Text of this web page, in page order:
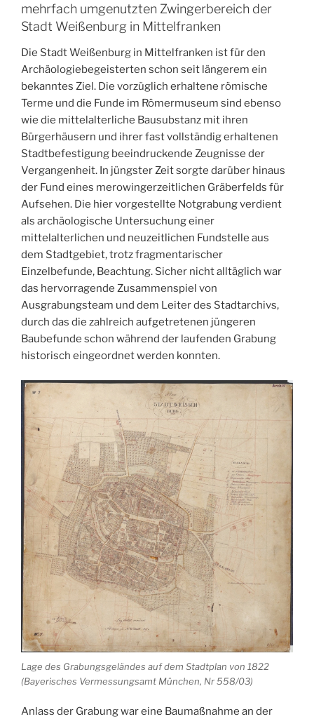
mehrfach umgenutzten Zwingerbereich der
Stadt Weißenburg in Mittelfranken
Die Stadt Weißenburg in Mittelfranken ist für den
Archäologiebegeisterten schon seit längerem ein
bekanntes Ziel. Die vorzüglich erhaltene römische
Terme und die Funde im Römermuseum sind ebenso
wie die mittelalterliche Bausubstanz mit ihren
Bürgerhäusern und ihrer fast vollständig erhaltenen
Stadtbefestigung beeindruckende Zeugnisse der
Vergangenheit. In jüngster Zeit sorgte darüber hinaus
der Fund eines merowingerzeitlichen Gräberfelds für
Aufsehen. Die hier vorgestellte Notgrabung verdient
als archäologische Untersuchung einer
mittelalterlichen und neuzeitlichen Fundstelle aus
dem Stadtgebiet, trotz fragmentarischer
Einzelbefunde, Beachtung. Sicher nicht alltäglich war
das hervorragende Zusammenspiel von
Ausgrabungsteam und dem Leiter des Stadtarchivs,
durch das die zahlreich aufgetretenen jüngeren
Baubefunde schon während der laufenden Grabung
historisch eingeordnet werden konnten.
Lage des Grabungsgeländes auf dem Stadtplan von 1822
(Bayerisches Vermessungsamt München, Nr 558/03)
Anlass der Grabung war eine Baumaßnahme an der